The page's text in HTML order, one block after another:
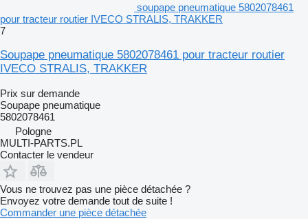
soupape pneumatique 5802078461
pour tracteur routier IVECO STRALIS, TRAKKER
7
Soupape pneumatique 5802078461 pour tracteur routier
IVECO STRALIS, TRAKKER
Prix sur demande
Soupape pneumatique
5802078461
Pologne
MULTI-PARTS.PL
Contacter le vendeur
Vous ne trouvez pas une pièce détachée ?
Envoyez votre demande tout de suite !
Commander une pièce détachée